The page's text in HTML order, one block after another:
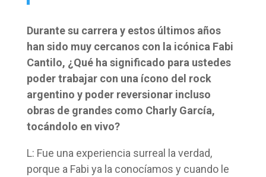
Durante su carrera y estos últimos años
han sido muy cercanos con la icónica Fabi
Cantilo, ¿Qué ha significado para ustedes
poder trabajar con una ícono del rock
argentino y poder reversionar incluso
obras de grandes como Charly García,
tocándolo en vivo?
L: Fue una experiencia surreal la verdad,
porque a Fabi ya la conocíamos y cuando le